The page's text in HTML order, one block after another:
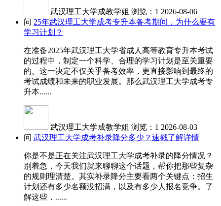
武汉理工大学成教学姐 浏览：1 2026-08-06
问 25年武汉理工大学成考专升本备考期间，为什么要有
学习计划？
在准备2025年武汉理工大学省成人高等教育专升本考试
的过程中，制定一个科学、合理的学习计划是至关重要
的。这一决定不仅关乎备考效率，更直接影响到最终的
考试成绩和未来的职业发展。那么武汉理工大学成考专
升本......
武汉理工大学成教学姐 浏览：1 2026-08-03
问 武汉理工大学成考补录降分多少？速戳了解详情
你是不是正在关注武汉理工大学成考补录的降分情况？
别着急，今天我们就来聊聊这个话题，帮你把那些复杂
的规则理清楚。其实补录降分主要看两个关键点：招生
计划还有多少名额没招满，以及有多少人报名竞争。了
解这些，......